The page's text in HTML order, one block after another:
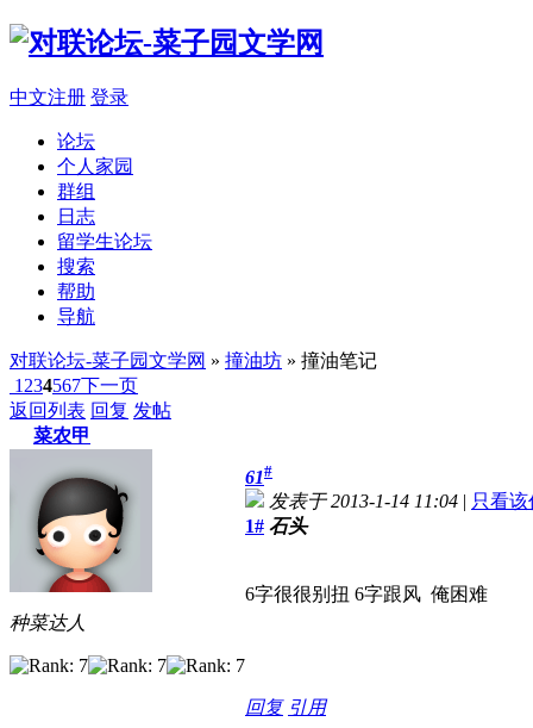
中文注册 登录
论坛
个人家园
群组
日志
留学生论坛
搜索
帮助
导航
对联论坛-菜子园文学网 » 撞油坊 » 撞油笔记
1 234567下一页
返回列表 回复 发帖
菜农甲
种菜达人
61#
发表于 2013-1-14 11:04 | 只看该
1# 石头
6字很很别扭 6字跟风 俺困难
回复 引用